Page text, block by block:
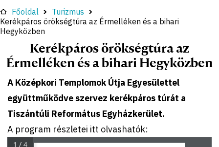
Főoldal
Turizmus
Kerékpáros örökségtúra az Érmelléken és a bihari
Hegyközben
Kerékpáros örökségtúra az
Érmelléken és a bihari Hegyközben
A Középkori Templomok Útja Egyesülettel
együttműködve szervez kerékpáros túrát a
Tiszántúli Református Egyházkerület.
A program részletei itt olvashatók:
1 / 4